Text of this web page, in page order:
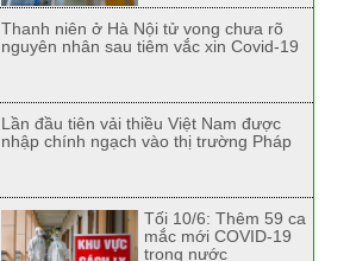
Thanh niên ở Hà Nội tử vong chưa rõ
nguyên nhân sau tiêm vắc xin Covid-19
Lần đầu tiên vải thiều Việt Nam được
nhập chính ngạch vào thị trường Pháp
Tối 10/6: Thêm 59 ca
mắc mới COVID-19
trong nước